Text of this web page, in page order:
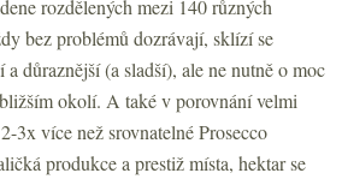
rozdělených mezi 140 různých
bez problémů dozrávají, sklízí se
důraznější (a sladší), ale ne nutně o moc
okolí. A také v porovnání velmi
3x více než srovnatelné Prosecco
produkce a prestiž místa, hektar se